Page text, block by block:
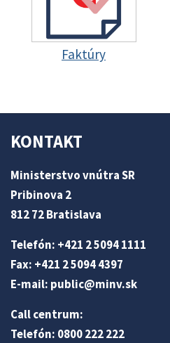
Faktúry
KONTAKT
Ministerstvo vnútra SR
Pribinova 2
812 72 Bratislava
Telefón: +421 2 5094 1111
Fax: +421 2 5094 4397
E-mail: public@minv.sk
Call centrum:
Telefón: 0800 222 222